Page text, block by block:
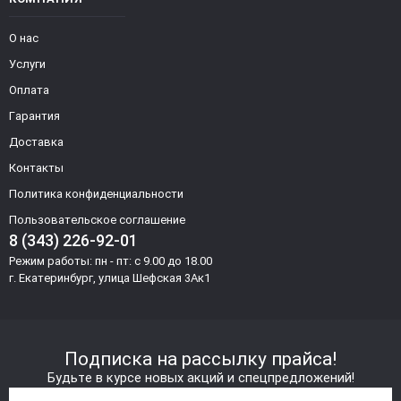
О нас
Услуги
Оплата
Гарантия
Доставка
Контакты
Политика конфиденциальности
Пользовательское соглашение
8 (343) 226-92-01
Режим работы: пн - пт: с 9.00 до 18.00
г. Екатеринбург, улица Шефская 3Ак1
Подписка на рассылку прайса!
Будьте в курсе новых акций и спецпредложений!